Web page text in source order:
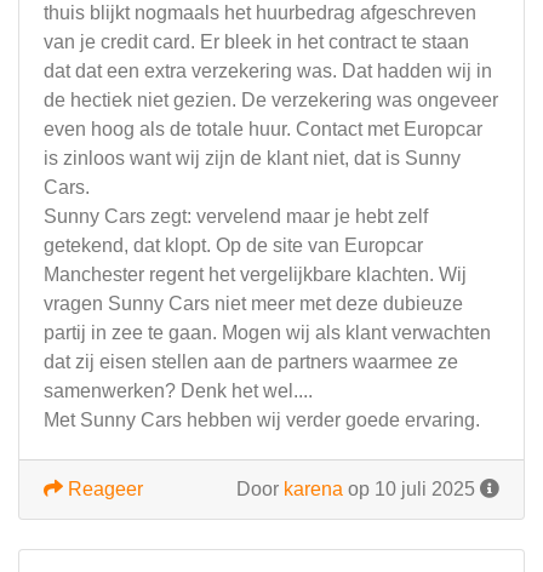
thuis blijkt nogmaals het huurbedrag afgeschreven
van je credit card. Er bleek in het contract te staan
dat dat een extra verzekering was. Dat hadden wij in
de hectiek niet gezien. De verzekering was ongeveer
even hoog als de totale huur. Contact met Europcar
is zinloos want wij zijn de klant niet, dat is Sunny
Cars.
Sunny Cars zegt: vervelend maar je hebt zelf
getekend, dat klopt. Op de site van Europcar
Manchester regent het vergelijkbare klachten. Wij
vragen Sunny Cars niet meer met deze dubieuze
partij in zee te gaan. Mogen wij als klant verwachten
dat zij eisen stellen aan de partners waarmee ze
samenwerken? Denk het wel....
Met Sunny Cars hebben wij verder goede ervaring.
Door karena op 10 juli 2025
Reageer